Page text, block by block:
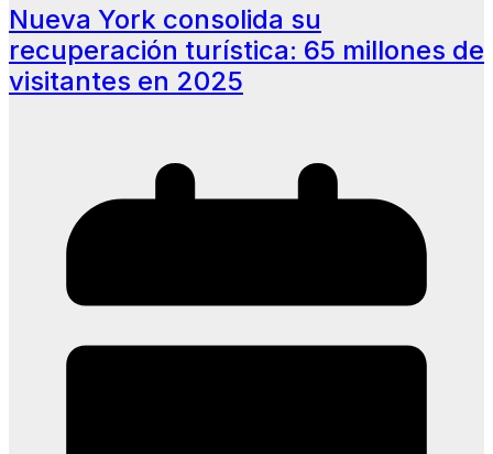
Nueva York consolida su
recuperación turística: 65 millones de
visitantes en 2025